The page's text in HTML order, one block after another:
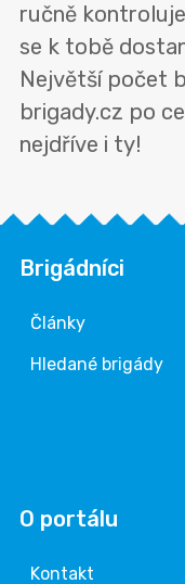
ručně
se k tobě
Největší počet
brigady.cz po
nejdříve i ty!
Brigádníci
Články
Hledané brigády
O portálu
Kontakt